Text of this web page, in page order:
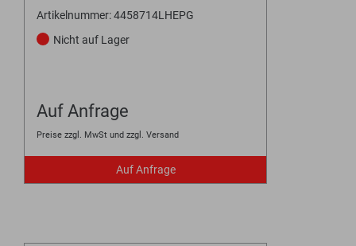
Artikelnummer: 4458714LHEPG
Nicht auf Lager
Auf Anfrage
Preise zzgl. MwSt und zzgl. Versand
Auf Anfrage